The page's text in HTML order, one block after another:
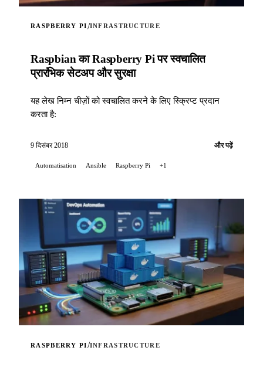
RASPBERRY PI/INFRASTRUCTURE
Raspbian का Raspberry Pi पर स्वचालित
प्रारंभिक सेटअप और सुरक्षा
यह लेख निम्न चीज़ों को स्वचालित करने के लिए स्क्रिप्ट प्रदान
करता है:
9 दिसंबर 2018 और पढ़ें
Automatisation Ansible Raspberry Pi +1
RASPBERRY PI/INFRASTRUCTURE